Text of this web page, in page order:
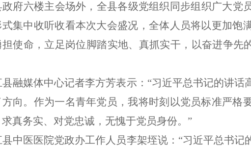
政府六楼主会场外，全县各级党组织同步组织广大党
集中收听收看本次大会盛况，全体人员将以更加饱
使命，立足岗位脚踏实地、真抓实干，以奋进争先
县融媒体中心记者李方芳表示： “习近平总书记的讲话
向。作为一名青年党员，我将时刻以党员标准严格
真务实、对党忠诚，无愧于党员身份。 ”
县中医医院党政办工作人员李架垤说： “习近平总书记